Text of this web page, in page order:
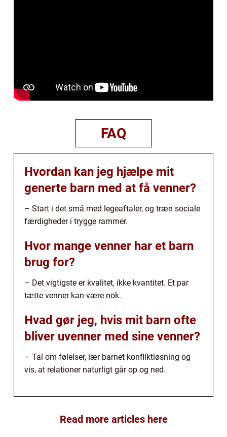
FAQ
Hvordan kan jeg hjælpe mit
generte barn med at få venner?
– Start i det små med legeaftaler, og træn sociale
færdigheder i trygge rammer.
Hvor mange venner har et barn
brug for?
– Det vigtigste er kvalitet, ikke kvantitet. Et par
tætte venner kan være nok.
Hvad gør jeg, hvis mit barn ofte
bliver uvenner med sine venner?
– Tal om følelser, lær barnet konfliktløsning og
vis, at relationer naturligt går op og ned.
Read more articles here